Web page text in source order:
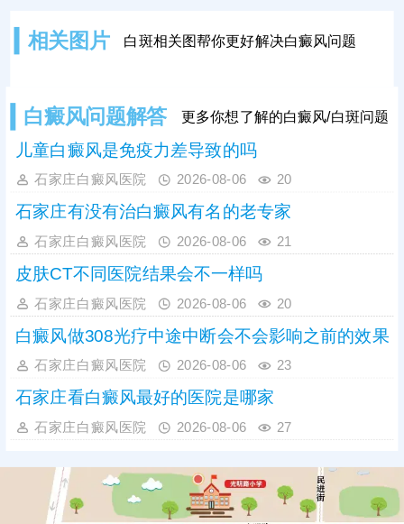
病，病程长、易反复，患者需严格遵
足疗程治疗。
相关图片 白斑相关图帮你更好解决白癜风问题
白癜风问题解答 更多你想了解的白癜风/白斑问题
儿童白癜风是免疫力差导致的吗
石家庄白癜风医院 2026-08-06 20
石家庄有没有治白癜风有名的老专家
石家庄白癜风医院 2026-08-06 21
皮肤CT不同医院结果会不一样吗
石家庄白癜风医院 2026-08-06 20
白癜风做308光疗中途中断会不会影响之前的效果
石家庄白癜风医院 2026-08-06 23
石家庄看白癜风最好的医院是哪家
石家庄白癜风医院 2026-08-06 27